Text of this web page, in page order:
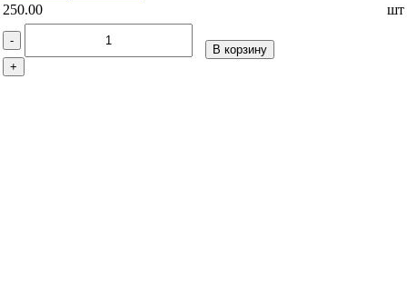
250.00
шт
-
+
В корзину